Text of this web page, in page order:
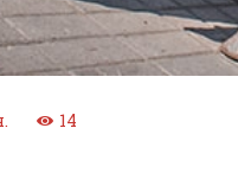
14